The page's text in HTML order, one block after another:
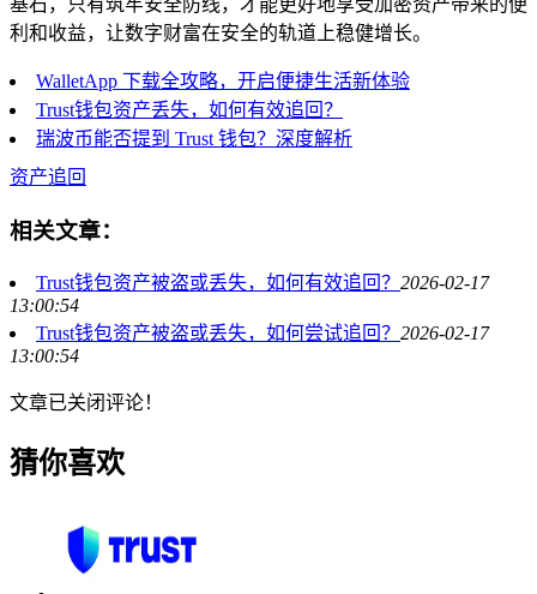
利和收益，让数字财富在安全的轨道上稳健增长。
WalletApp 下载全攻略，开启便捷生活新体验
Trust钱包资产丢失，如何有效追回？
瑞波币能否提到 Trust 钱包？深度解析
资产追回
相关文章：
Trust钱包资产被盗或丢失，如何有效追回？ 2026-02-17
13:00:54
Trust钱包资产被盗或丢失，如何尝试追回？ 2026-02-17
13:00:54
文章已关闭评论！
猜你喜欢